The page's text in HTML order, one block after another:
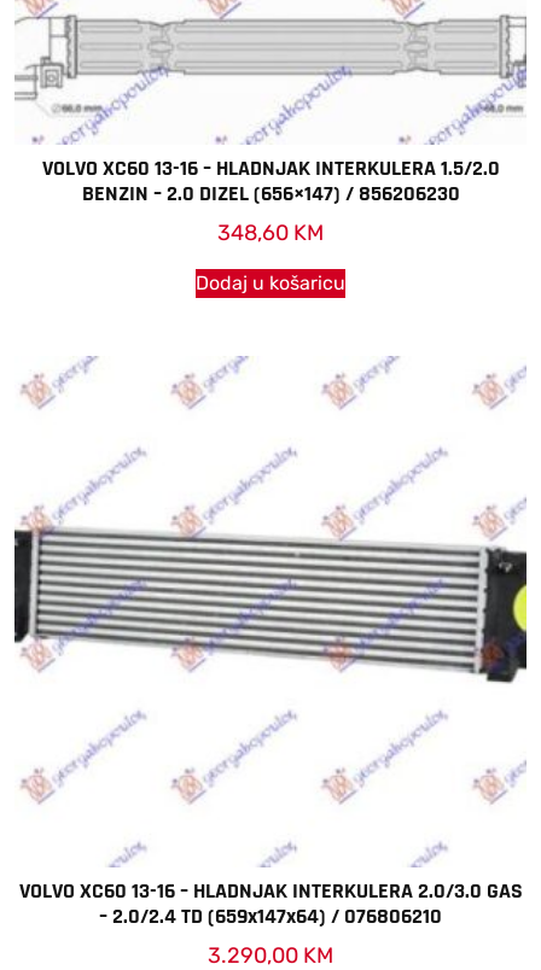
VOLVO XC60 13-16 – HLADNJAK INTERKULERA 1.5/2.0
BENZIN – 2.0 DIZEL (656×147) / 856206230
348,60 KM
Dodaj u košaricu
VOLVO XC60 13-16 – HLADNJAK INTERKULERA 2.0/3.0 GAS
– 2.0/2.4 TD (659x147x64) / 076806210
3.290,00 KM